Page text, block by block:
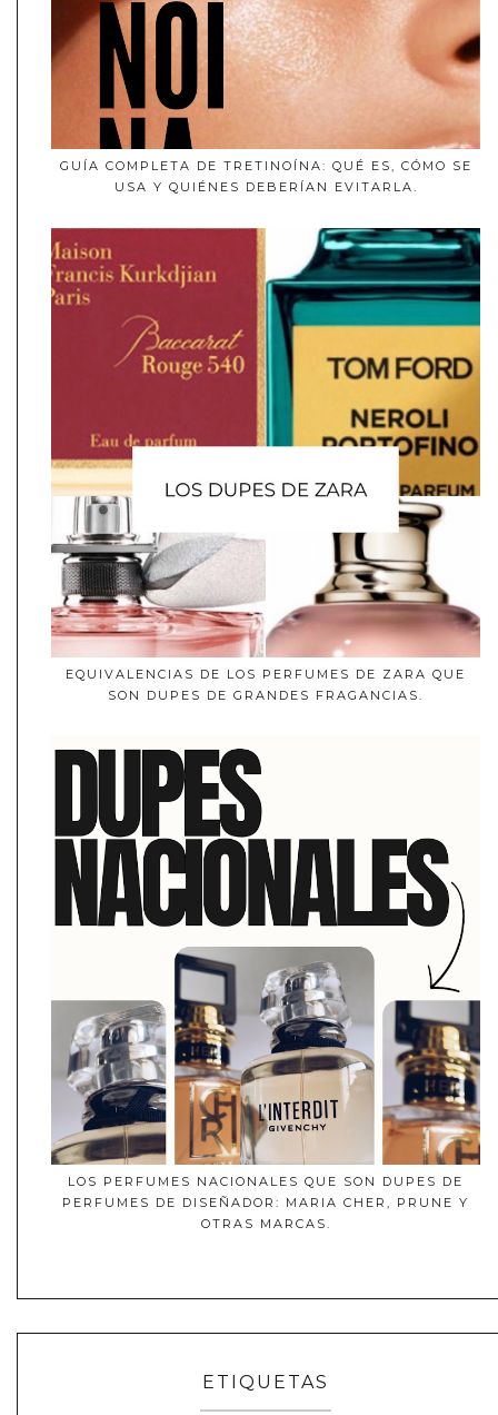
GUÍA COMPLETA DE TRETINOÍNA: QUÉ ES, CÓMO SE
USA Y QUIÉNES DEBERÍAN EVITARLA.
EQUIVALENCIAS DE LOS PERFUMES DE ZARA QUE
SON DUPES DE GRANDES FRAGANCIAS.
LOS PERFUMES NACIONALES QUE SON DUPES DE
PERFUMES DE DISEÑADOR: MARIA CHER, PRUNE Y
OTRAS MARCAS.
ETIQUETAS